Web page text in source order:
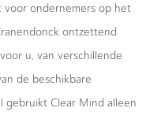
voor ondernemers op het
ontzettend
u, van verschillende
de beschikbare
gebruikt Clear Mind alleen